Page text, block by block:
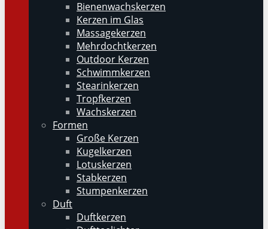
Bienenwachskerzen
Kerzen im Glas
Massagekerzen
Mehrdochtkerzen
Outdoor Kerzen
Schwimmkerzen
Stearinkerzen
Tropfkerzen
Wachskerzen
Formen
Große Kerzen
Kugelkerzen
Lotuskerzen
Stabkerzen
Stumpenkerzen
Duft
Duftkerzen